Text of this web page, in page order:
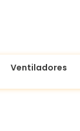
Ventiladores